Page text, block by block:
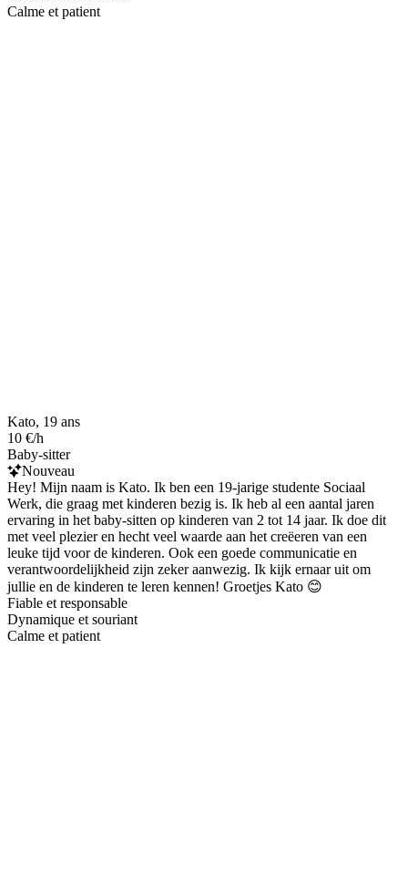
Calme et patient
Kato, 19 ans
10 €/h
Baby-sitter
Nouveau
Hey! Mijn naam is Kato. Ik ben een 19-jarige studente Sociaal
Werk, die graag met kinderen bezig is. Ik heb al een aantal jaren
ervaring in het baby-sitten op kinderen van 2 tot 14 jaar. Ik doe dit
met veel plezier en hecht veel waarde aan het creëeren van een
leuke tijd voor de kinderen. Ook een goede communicatie en
verantwoordelijkheid zijn zeker aanwezig. Ik kijk ernaar uit om
jullie en de kinderen te leren kennen! Groetjes Kato 😊
Fiable et responsable
Dynamique et souriant
Calme et patient